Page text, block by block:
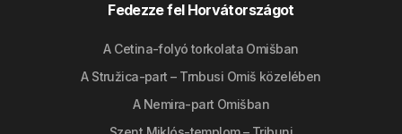
Fedezze fel Horvátországot
A Cetina-folyó torkolata Omišban
A Stružica-part – Trnbusi Omiš közelében
A Nemira-part Omišban